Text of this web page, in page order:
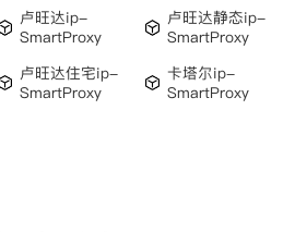
卢旺达ip-
SmartProxy
卢旺达静态ip-
SmartProxy
卢旺达住宅ip-
SmartProxy
卡塔尔ip-
SmartProxy